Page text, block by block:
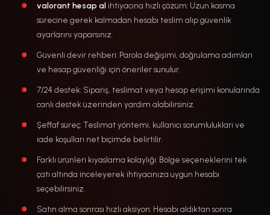
valorant hesap al ihtiyacına hızlı çözüm: Uzun kasma
sürecine gerek kalmadan hesabı teslim alıp güvenlik
ayarlarını yaparsınız.
Güvenli devir rehberi: Parola değişimi, doğrulama adımları
ve hesap güvenliği için öneriler sunulur.
7/24 destek: Sipariş, teslimat veya hesap erişimi konularında
canlı destek üzerinden yardım alabilirsiniz.
Şeffaf süreç: Teslimat yöntemi, kullanıcı sorumlulukları ve
iade koşulları net biçimde belirtilir.
Farklı ürünleri kıyaslama kolaylığı: Bölge seçeneklerini tek
çatı altında inceleyerek ihtiyacınıza uygun hesabı
seçebilirsiniz.
Satın alma sonrası hızlı aksiyon: Hesabı aldıktan sonra